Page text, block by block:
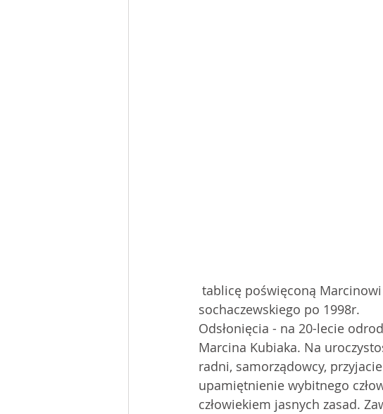
sochaczewskiego po 1998r.
Odsłonięcia - na 20-lecie
Marcina Kubiaka. Na
radni, samorządowcy,
upamiętnienie wybitnego
człowiekiem jasnych zasad.